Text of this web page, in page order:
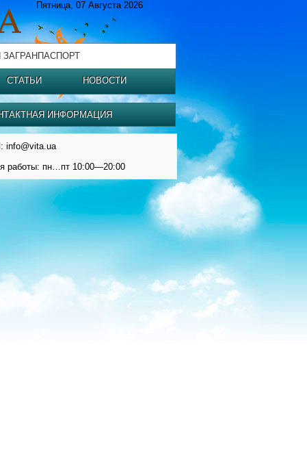
Пятница, 07 Августа 2026
ЗАГРАНПАСПОРТ
СТАТЬИ НОВОСТИ
ИНФОРМАЦИЯ
info@vita.ua
работы: пн…пт 10:00—20:00